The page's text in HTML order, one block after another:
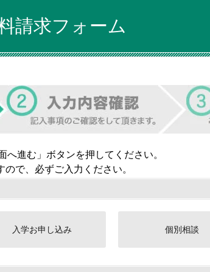
請求フォーム
へ進む」ボタンを押してください。
で、必ずご入力ください。
入学お申し込み 個別相談